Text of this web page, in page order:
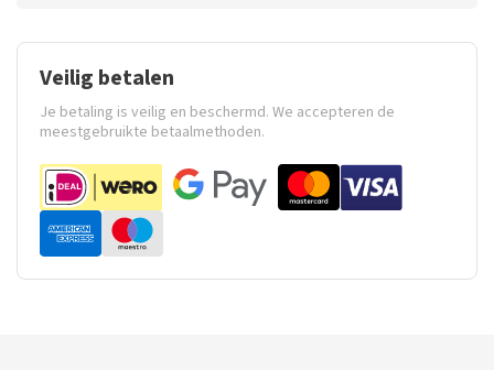
Veilig betalen
Je betaling is veilig en beschermd. We accepteren de
meestgebruikte betaalmethoden.